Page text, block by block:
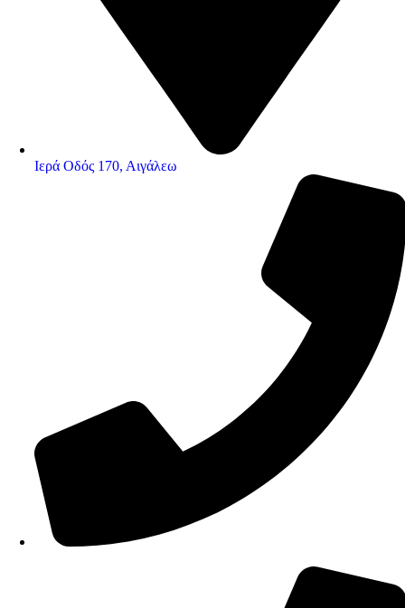
Ιερά Οδός 170, Αιγάλεω